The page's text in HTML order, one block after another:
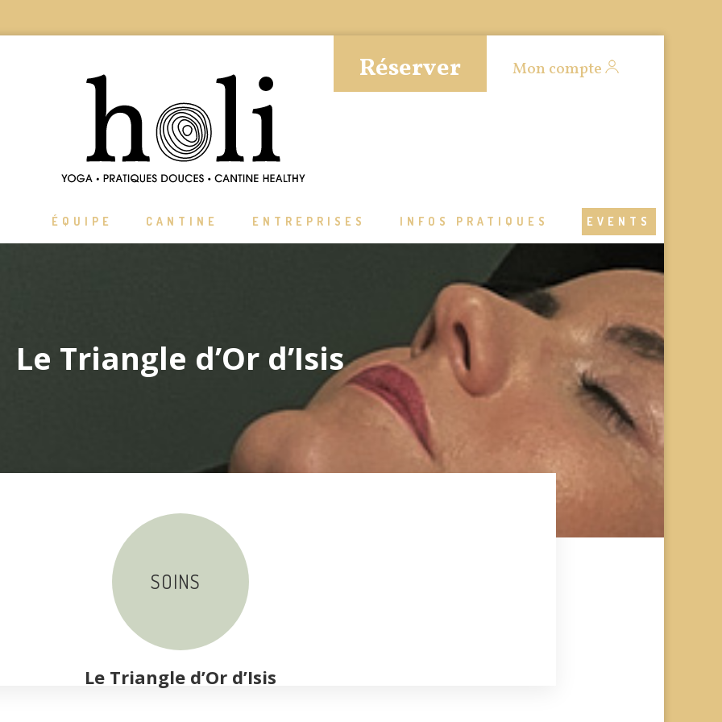
Réserver Mon compte
ÉQUIPE CANTINE ENTREPRISES INFOS PRATIQUES EVENTS
Le Triangle d’Or d’Isis
SOINS
Le Triangle d’Or d’Isis